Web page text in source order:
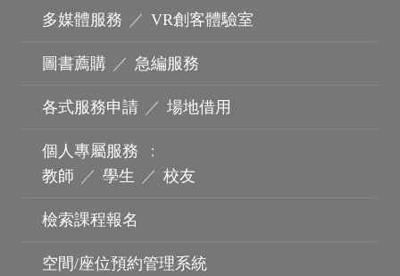
多媒體服務 ／ VR創客體驗室
圖書薦購 ／ 急編服務
各式服務申請 ／ 場地借用
個人專屬服務
：
教師 ／ 學生 ／ 校友
檢索課程報名
空間/座位預約管理系統